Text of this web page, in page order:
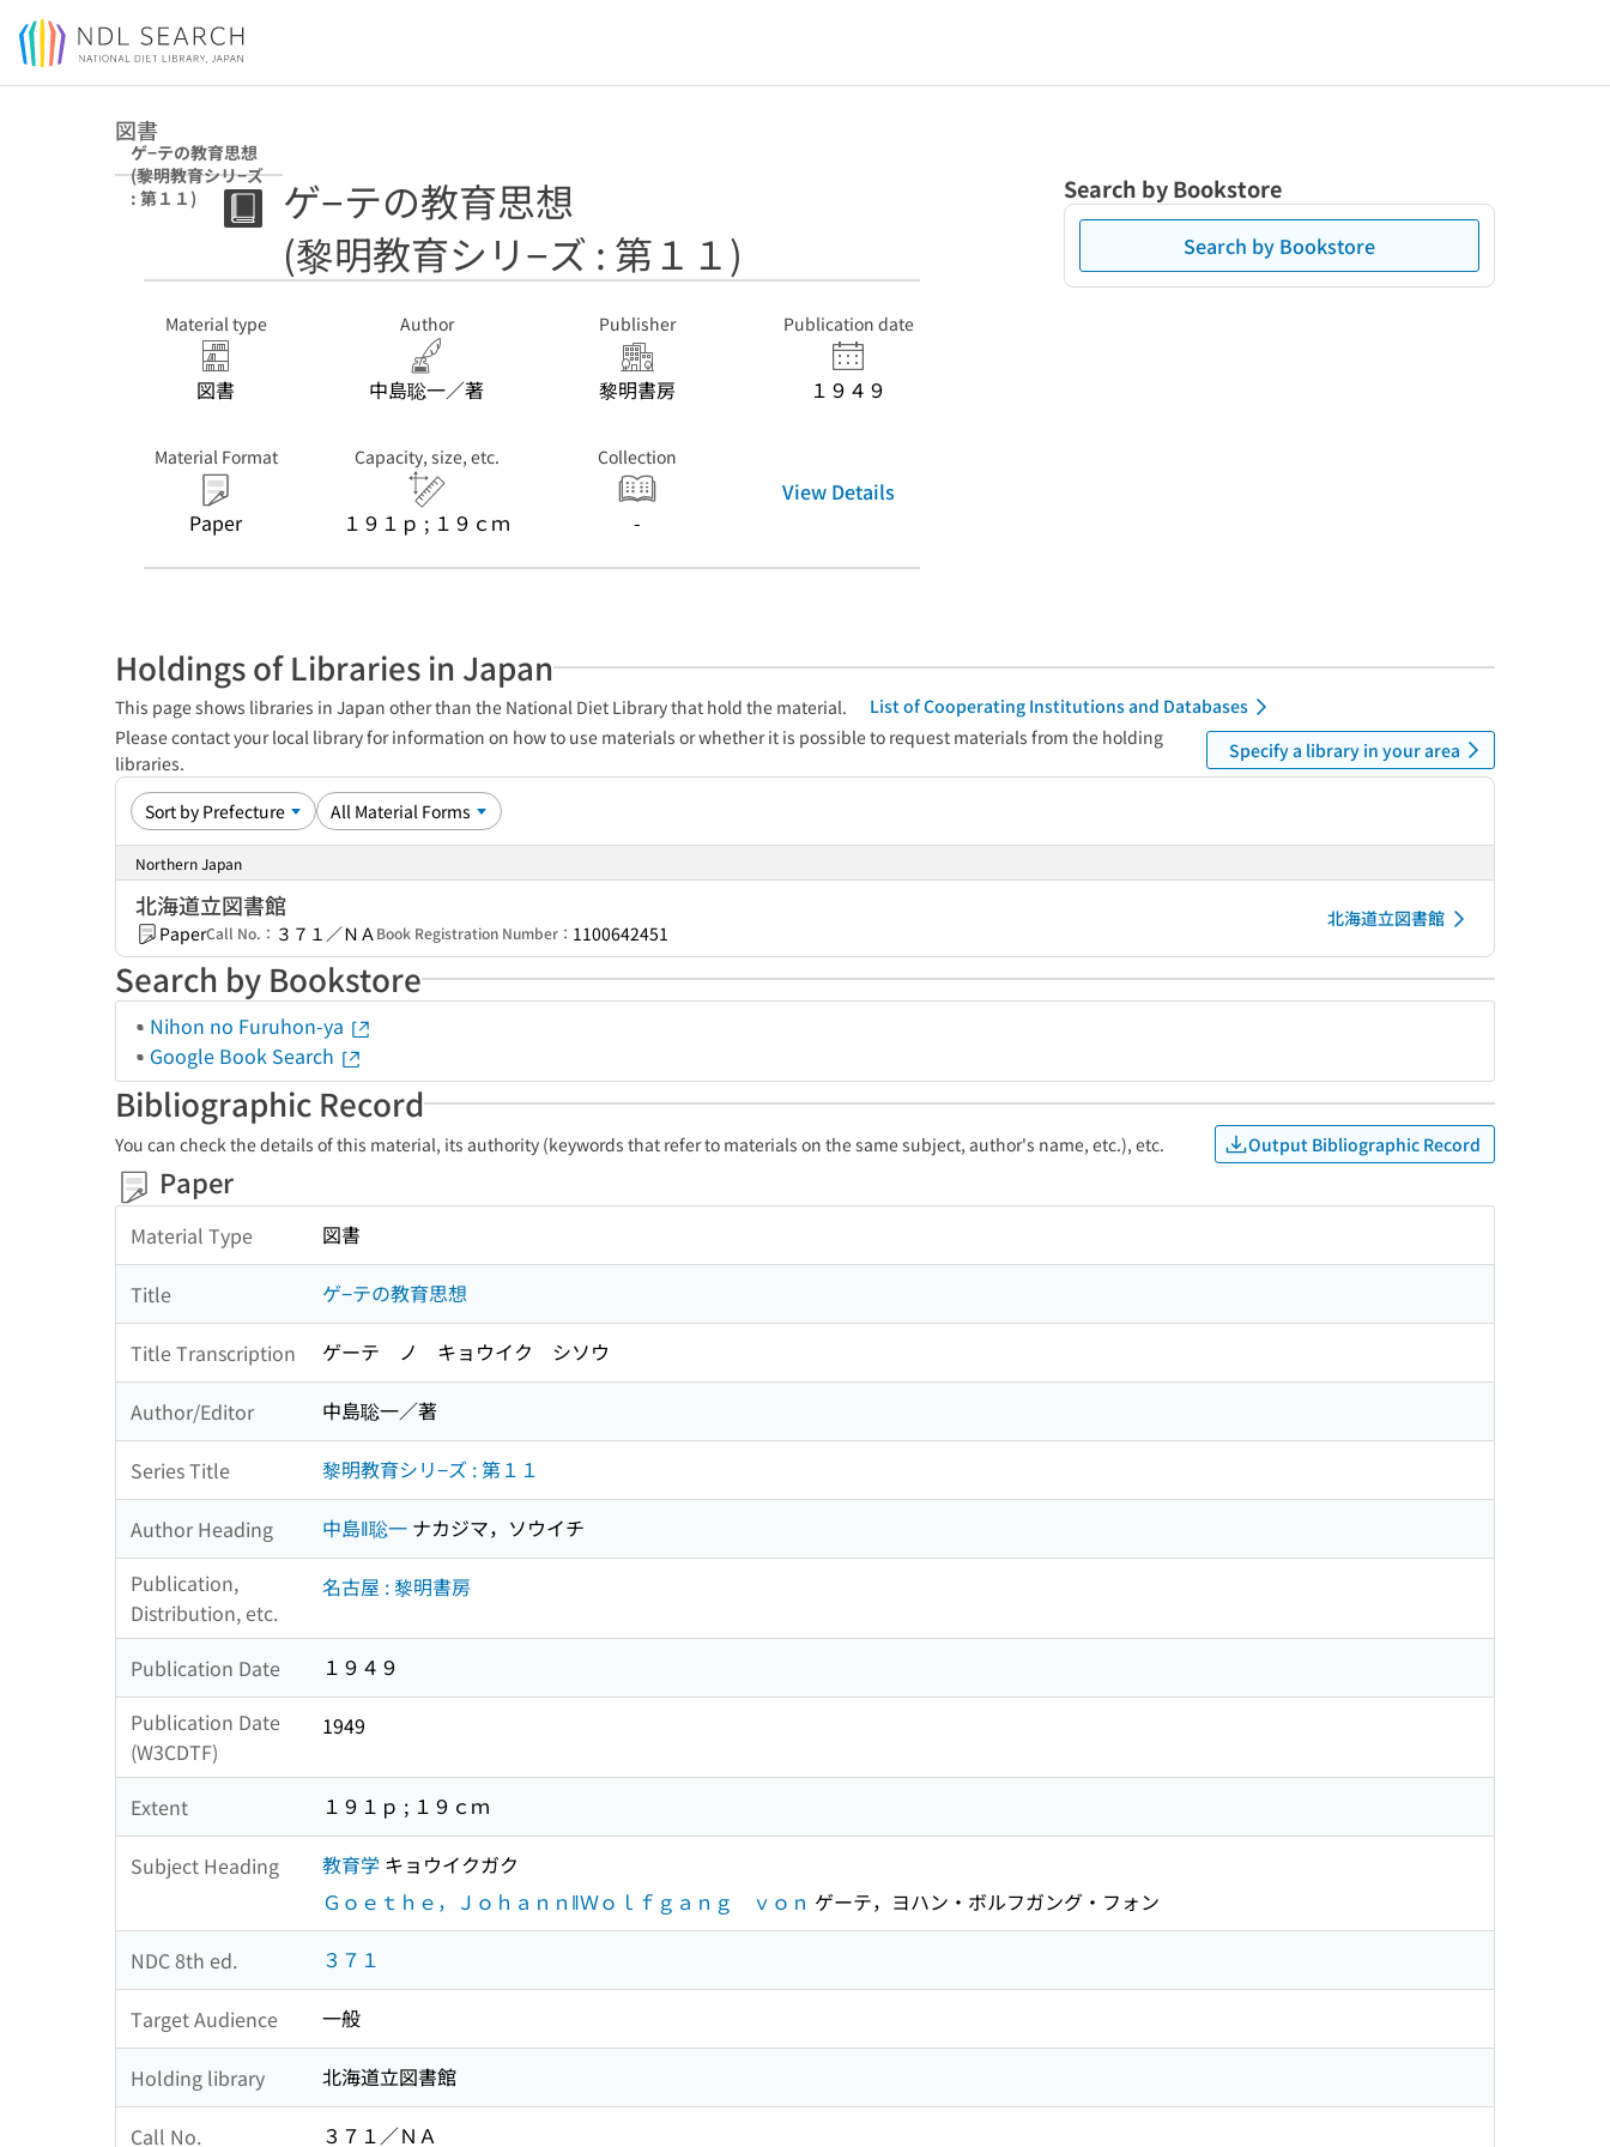
Jump to main content
図書
ゲ−テの教育思想
(黎明教育シリ−ズ
: 第１１)
ゲ−テの教育思想
(黎明教育シリ−ズ : 第１１)
Material type
図書
Author
中島聡一／著
Publisher
黎明書房
Publication date
１９４９
Material Format
Paper
Capacity, size, etc.
１９１ｐ ; １９ｃｍ
Collection
-
View Details
Search by Bookstore
Search by Bookstore
Holdings of Libraries in Japan
This page shows libraries in Japan other than the National Diet Library that hold the material.
List of Cooperating Institutions and Databases
Please contact your local library for information on how to use materials or whether it is possible to request materials from the holding
libraries.
Specify a library in your area
Northern Japan
北海道立図書館
PaperCall No.： ３７１／ＮＡBook Registration Number： 1100642451
北海道立図書館
Search by Bookstore
Nihon no Furuhon-ya
Google Book Search
Bibliographic Record
You can check the details of this material, its authority (keywords that refer to materials on the same subject, author's name, etc.), etc. Output Bibliographic Record
Paper
Material Type 図書
Title ゲ−テの教育思想
Title Transcription ゲーテ ノ キョウイク シソウ
Author/Editor 中島聡一／著
Series Title 黎明教育シリ−ズ : 第１１
Author Heading 中島‖聡一 ナカジマ，ソウイチ
Publication,
Distribution, etc.
名古屋 : 黎明書房
Publication Date
１９４９
Publication Date
(W3CDTF)
1949
Extent １９１ｐ ; １９ｃｍ
Subject Heading 教育学 キョウイクガク
Ｇｏｅｔｈｅ，Ｊｏｈａｎｎ‖Ｗｏｌｆｇａｎｇ ｖｏｎ ゲーテ，ヨハン・ボルフガング・フォン
NDC 8th ed. ３７１
Target Audience 一般
Holding library 北海道立図書館
Call No.
３７１／ＮＡ